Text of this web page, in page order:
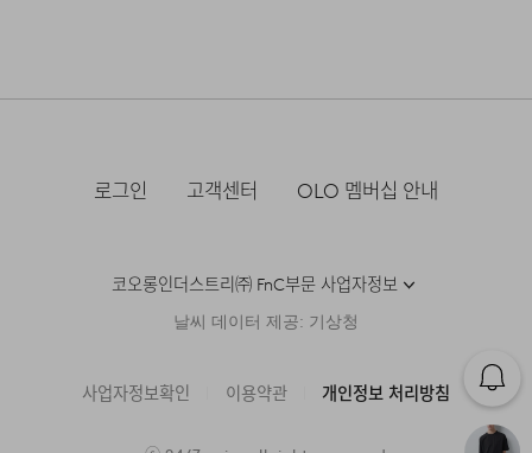
있는 최적의 조합입니다.
Q : 예민한 피부인데 착용 시 깔끄러운 느낌은 없나요?
닿는 이물감마저 최소화하여 민감한 피부를 가진 분들도
더욱 편안하게 착용하실 수 있습니다.
로그인 고객센터 OLO 멤버십 안내
코오롱인더스트리㈜ FnC부문 사업자정보
날씨 데이터 제공: 기상청
사업자정보확인 이용약관 개인정보 처리방침